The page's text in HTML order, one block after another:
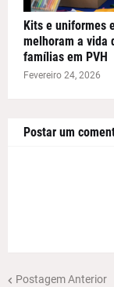
Kits e uniformes
melhoram a vida
famílias em PVH
Fevereiro 24, 2026
Postar um
Postagem Anterior